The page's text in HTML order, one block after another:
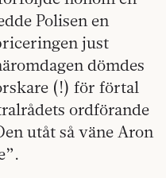
Polisen en
just
dömdes
(!) för förtal
ordförande
utåt så väne Aron